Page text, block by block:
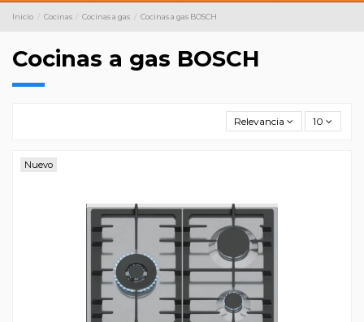
Inicio Cocinas Cocinas a gas Cocinas a gas BOSCH
Cocinas a gas BOSCH
Relevancia 10
Nuevo